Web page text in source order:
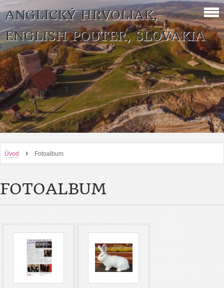
ANGLICKÝ HRVOLIAK,
ENGLISH POUTER, SLOVAKIA
Úvod › Fotoalbum
FOTOALBUM